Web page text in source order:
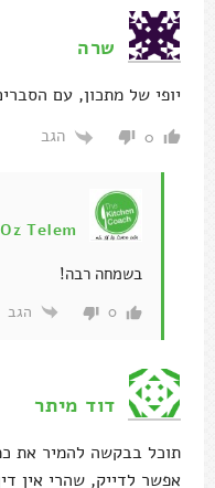
שרה
יופי של מתכון, עם
0 הגב
Oz Telem
בשמחה רבה!
0 הגב
דוד מיתר
תוכל בבקשה להמיר את
אפשר לדייק, שהרי אין